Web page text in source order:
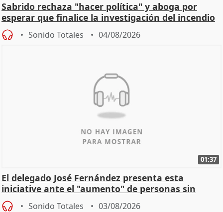
Sabrido rechaza "hacer política" y aboga por
esperar que finalice la investigación del incendio
Sonido Totales 04/08/2026
01:37
El delegado José Fernández presenta esta
iniciative ante el "aumento" de personas sin
hogar en Madri
Sonido Totales 03/08/2026